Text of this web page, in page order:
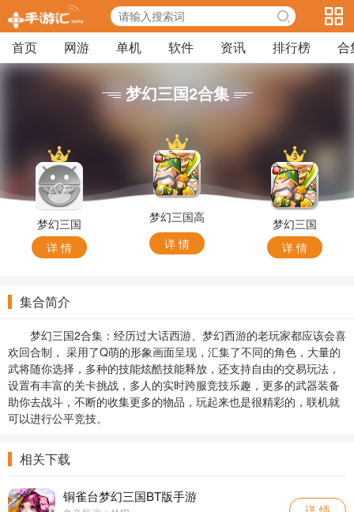
首页 网游 单机 软件 资讯 排行榜 合
梦幻三国2合集
梦幻三国
详 情
梦幻三国高
爆版本
详 情
梦幻三国
HD手游
详 情
集合简介
梦幻三国2合集：经历过大话西游、梦幻西游的老玩家都应该会喜
欢回合制， 采用了Q萌的形象画面呈现，汇集了不同的角色，大量的
武将随你选择，多种的技能炫酷技能释放，还支持自由的交易玩法，
设置有丰富的关卡挑战，多人的实时跨服竞技乐趣，更多的武器装备
助你去战斗，不断的收集更多的物品，玩起来也是很精彩的，联机就
可以进行公平竞技。
相关下载
铜雀台梦幻三国BT版手游